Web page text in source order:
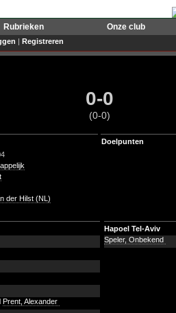
Rubrieken Onze club
| Registreren
0-0
(0-0)
der Hilst (NL)
Doelpunten
Hapoel Tel-Aviv
Prent, Alexander
Speler, Onbekend